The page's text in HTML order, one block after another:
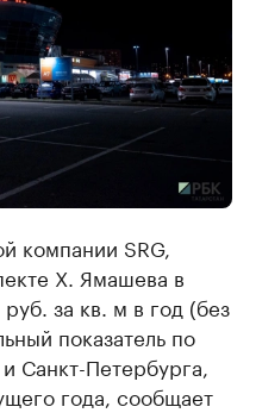
компании SRG,
Х. Ямашева в
за кв. м в год (без
показатель по
Санкт-Петербурга,
года, сообщает